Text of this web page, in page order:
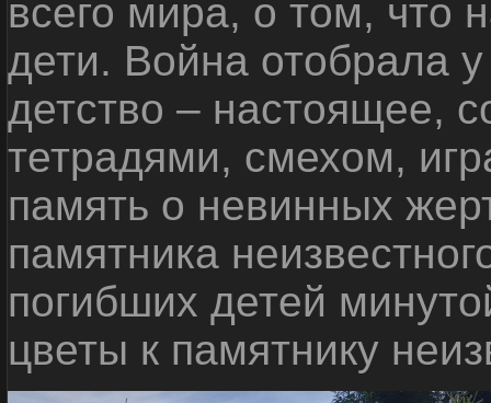
всего мира, о том, что
дети. Война отобрала
детство – настоящее,
тетрадями, смехом,
память о невинных
памятника
погибших детей
цветы к памятнику